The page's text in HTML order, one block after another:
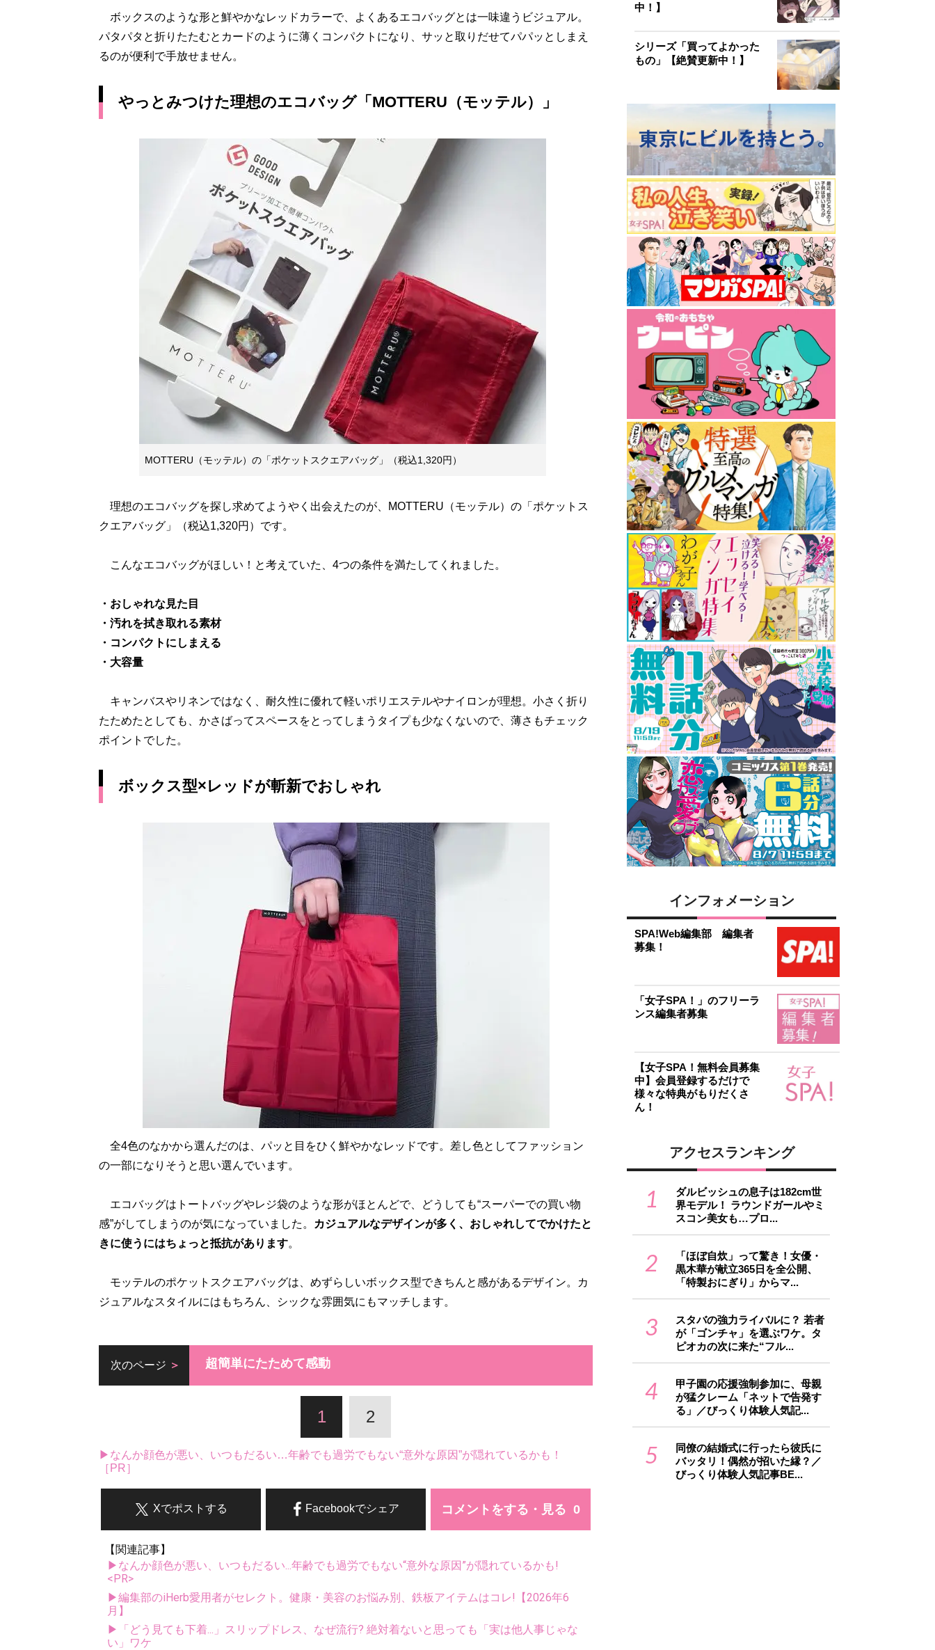
ボックスのような形と鮮やかなレッドカラーで、よくあるエコバッグとは一味違うビジュアル。
パタパタと折りたたむとカードのように薄くコンパクトになり、サッと取りだせてパパッとしまえ
るのが便利で手放せません。
やっとみつけた理想のエコバッグ「MOTTERU（モッテル）」
MOTTERU（モッテル）の「ポケットスクエアバッグ」（税込1,320円）
理想のエコバッグを探し求めてようやく出会えたのが、MOTTERU（モッテル）の「ポケットス
クエアバッグ」（税込1,320円）です。
こんなエコバッグがほしい！と考えていた、4つの条件を満たしてくれました。
・おしゃれな見た目
・汚れを拭き取れる素材
・コンパクトにしまえる
・大容量
キャンバスやリネンではなく、耐久性に優れて軽いポリエステルやナイロンが理想。小さく折り
たためたとしても、かさばってスペースをとってしまうタイプも少なくないので、薄さもチェック
ポイントでした。
ボックス型×レッドが斬新でおしゃれ
全4色のなかから選んだのは、パッと目をひく鮮やかなレッドです。差し色としてファッション
の一部になりそうと思い選んでいます。
エコバッグはトートバッグやレジ袋のような形がほとんどで、どうしても“スーパーでの買い物
感”がしてしまうのが気になっていました。
カジュアルなデザインが多く、おしゃれしてでかけたと
きに使うにはちょっと抵抗があります。
モッテルのポケットスクエアバッグは、めずらしいボックス型できちんと感があるデザイン。カ
ジュアルなスタイルにはもちろん、シックな雰囲気にもマッチします。
次のページ 超簡単にたためて感動
1 2
▶なんか顔色が悪い、いつもだるい…年齢でも過労でもない“意外な原因”が隠れているかも！
［PR］
コメントをする・見る
Facebookでシェア
Xでポストする
【関連記事】
▶なんか顔色が悪い、いつもだるい...年齢でも過労でもない“意外な原因”が隠れているかも!
<PR>
▶編集部のiHerb愛用者がセレクト。健康・美容のお悩み別、鉄板アイテムはコレ!【2026年6
月】
▶「どう見ても下着...」スリップドレス、なぜ流行? 絶対着ないと思っても「実は他人事じゃな
い」ワケ
中！】
シリーズ「買ってよかった
もの」【絶賛更新中！】
インフォメーション
SPA!Web編集部 編集者
募集！
「女子SPA！」のフリーラ
ンス編集者募集
【女子SPA！無料会員募集
中】会員登録するだけで
様々な特典がもりだくさ
ん！
アクセスランキング
1
ダルビッシュの息子は182cm世
界モデル！ ラウンドガールやミ
スコン美女も…プロ...
2
「ほぼ自炊」って驚き！女優・
黒木華が献立365日を全公開、
「特製おにぎり」からマ...
3
スタバの強力ライバルに？ 若者
が「ゴンチャ」を選ぶワケ。タ
ピオカの次に来た“フル...
4
甲子園の応援強制参加に、母親
が猛クレーム「ネットで告発す
る」／びっくり体験人気記...
5
同僚の結婚式に行ったら彼氏に
バッタリ！偶然が招いた縁？／
びっくり体験人気記事BE...